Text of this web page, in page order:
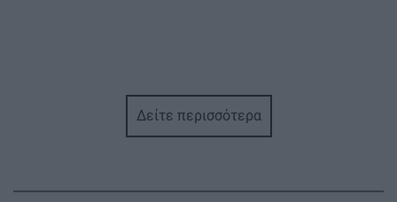
Δείτε περισσότερα